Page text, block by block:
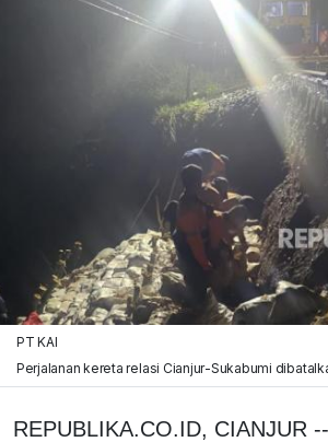
PT KAI
Perjalanan kereta relasi Cianjur-Sukabumi
REPUBLIKA.CO.ID, CIANJUR